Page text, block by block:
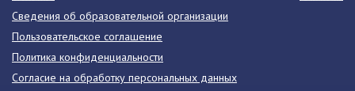
Сведения об образовательной организации
Пользовательское соглашение
Политика конфиденциальности
Согласие на обработку персональных данных